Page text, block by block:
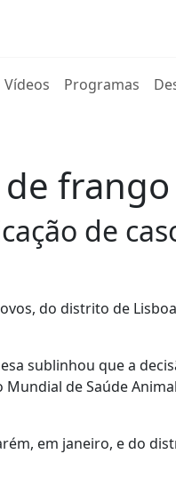
Vídeos Programas
frango
de
do distrito de
sublinhou que a
de Saúde
em janeiro, e do